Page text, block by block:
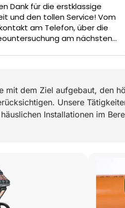
für die erstklassige
den tollen Service! Vom
am Telefon, über die
am nächsten
die Sanierung unseres
dank Inliner-Technik
Ferat und Enrico hat eine
Arbeit geleistet. Wir
Rohrreiniger GmbH
dem Ziel aufgebaut, den
Unsere
Installationen im